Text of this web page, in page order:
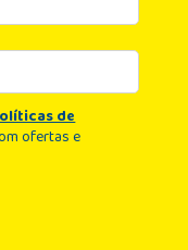
de
ofertas e